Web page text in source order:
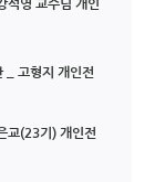
석영 교수님 개인
_ 고형지 개인전
교(23기) 개인전